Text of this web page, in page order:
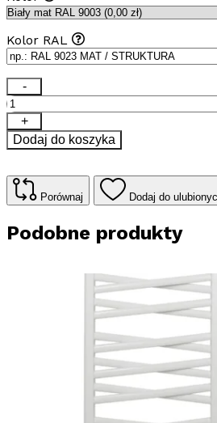
Kolor RAL
ilość
Grzejnik
łazienkowy
Łezka
3DX
mm
biały
-
+
Dodaj do koszyka
Porównaj Dodaj do
Podobne produkty